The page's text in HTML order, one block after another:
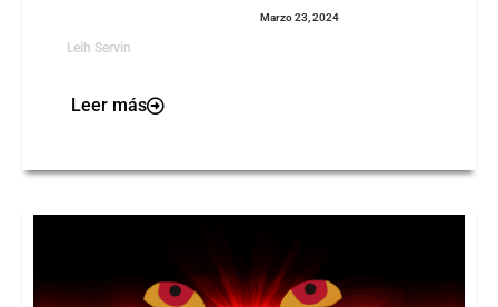
Leih Servin
Marzo 23, 2024
Leer más